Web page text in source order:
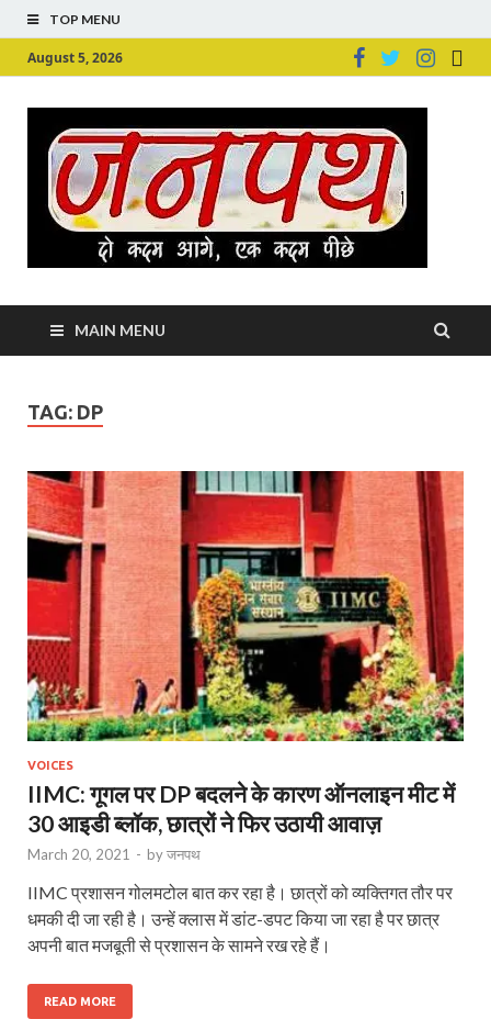
TOP MENU
August 5, 2026
MAIN MENU
TAG: DP
VOICES
IIMC: गूगल पर DP बदलने के कारण ऑनलाइन मीट में
30 आइडी ब्लॉक, छात्रों ने फिर उठायी आवाज़
March 20, 2021 - byजनपथ
IIMC प्रशासन गोलमटोल बात कर रहा है। छात्रों को व्यक्तिगत तौर पर
धमकी दी जा रही है। उन्हें क्लास में डांट-डपट किया जा रहा है पर छात्र
अपनी बात मजबूती से प्रशासन के सामने रख रहे हैं।
READ MORE